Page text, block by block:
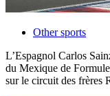
Other sports
L’Espagnol Carlos
du Mexique de
sur le circuit des frères